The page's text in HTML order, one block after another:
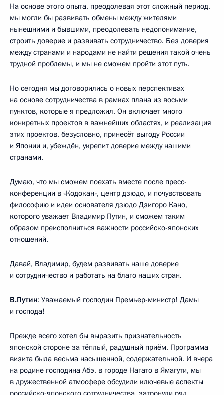
На основе этого опыта, преодолевая этот сложный период,
мы могли бы развивать обмены между жителями
нынешними и бывшими, преодолевать недопонимание,
строить доверие и развивать сотрудничество. Без доверия
между странами и народами не найти решения такой очень
трудной проблемы, и мы не сможем пройти этот путь.
Но сегодня мы договорились о новых перспективах
на основе сотрудничества в рамках плана из восьми
пунктов, которые я предложил. Он включает много
конкретных проектов в важнейших областях, и реализация
этих проектов, безусловно, принесёт выгоду России
и Японии и, убеждён, укрепит доверие между нашими
странами.
Думаю, что мы сможем поехать вместе после пресс-
конференции в «Кодокан», центр дзюдо, и почувствовать
философию и идеи основателя дзюдо Дзигоро Кано,
которого уважает Владимир Путин, и сможем таким
образом преисполниться важности российско-японских
отношений.
Давай, Владимир, будем развивать наше доверие
и сотрудничество и работать на благо наших стран.
В.Путин: Уважаемый господин Премьер-министр! Дамы
и господа!
Прежде всего хотел бы выразить признательность
японской стороне за тёплый, радушный приём. Программа
визита была весьма насыщенной, содержательной. И вчера
на родине господина Абэ, в городе Нагато в Ямагути, мы
в дружественной атмосфере обсудили ключевые аспекты